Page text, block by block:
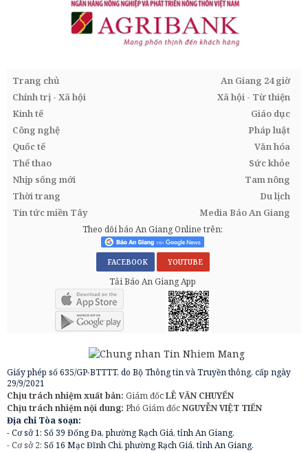
Trang chủ
An Giang 24 giờ
Chính trị - Xã hội
Xã hội - Từ thiện
Kinh tế
Giáo dục
Công nghệ
Pháp luật
Quốc tế
Văn hóa
Thể thao
Sức khỏe
Nhịp sống mới
Tam nông
Thời trang
Du lịch
Tin tức miền Tây
Media Báo An Giang
Theo dõi báo An Giang Online trên:
FACEBOOK YOUTUBE
Tải Báo An Giang App
Giấy phép số 635/GP-BTTTT, do Bộ Thông tin và Truyền thông, cấp ngày
29/9/2021
Chịu trách nhiệm xuất bản: Giám đốcLÊ VĂN CHUYỂN
Chịu trách nhiệm nội dung: Phó Giám đốcNGUYỄN VIỆT TIẾN
Địa chỉ Tòa soạn:
- Cơ sở 1: Số 39 Đống Đa, phường Rạch Giá, tỉnh An Giang.
- Cơ sở 2: Số 16 Mạc Đĩnh Chi, phường Rạch Giá, tỉnh An Giang.